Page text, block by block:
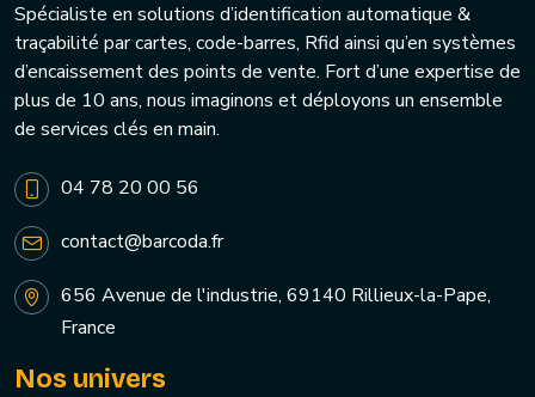
Spécialiste en solutions d’identification automatique &
traçabilité par cartes, code-barres, Rfid ainsi qu’en systèmes
d’encaissement des points de vente. Fort d’une expertise de
plus de 10 ans, nous imaginons et déployons un ensemble
de services clés en main.
04 78 20 00 56
contact@barcoda.fr
656 Avenue de l'industrie, 69140 Rillieux-la-Pape,
France
Nos univers